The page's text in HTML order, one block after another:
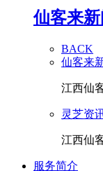
仙客来
BACK
仙客来
江西仙
灵芝资
江西仙
服务简介